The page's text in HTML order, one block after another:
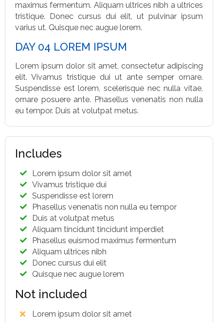
maximus fermentum. Aliquam ultrices nibh a ultrices
tristique. Donec cursus dui elit, ut pulvinar ipsum
varius ut. Quisque nec augue lorem.
DAY 04 LOREM IPSUM
Lorem ipsum dolor sit amet, consectetur adipiscing
elit. Vivamus tristique dui ut ante semper ornare.
Suspendisse est lorem, scelerisque nec nulla vitae,
ornare posuere ante. Phasellus venenatis non nulla
eu tempor. Duis at volutpat metus.
Includes
Lorem ipsum dolor sit amet
Vivamus tristique dui
Suspendisse est lorem
Phasellus venenatis non nulla eu tempor
Duis at volutpat metus
Aliquam tincidunt tincidunt imperdiet
Phasellus euismod maximus fermentum
Aliquam ultrices nibh
Donec cursus dui elit
Quisque nec augue lorem
Not included
Lorem ipsum dolor sit amet